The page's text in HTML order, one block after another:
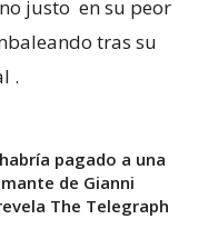
justo en su peor
tras su
.
pagado a una
de Gianni
The Telegraph